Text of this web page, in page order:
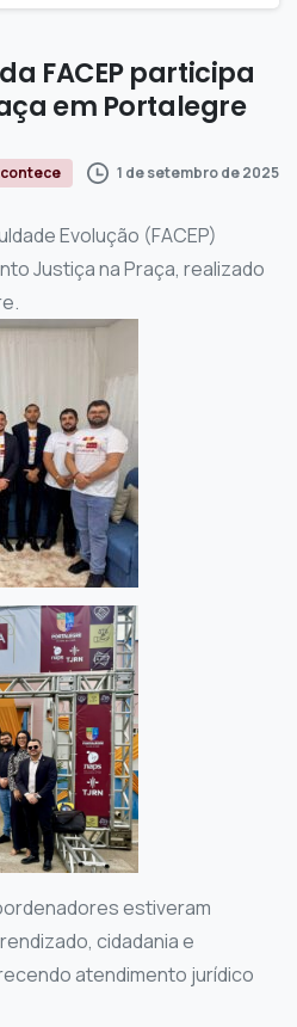
da FACEPparticipa
em Portalegre
1 de setembro de 2025
Evolução (FACEP)
Justiça na Praça, realizado
estiveram
cidadania e
atendimento jurídico